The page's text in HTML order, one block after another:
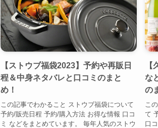
【ストウブ福袋2023】予約や再販日
程＆中身ネタバレと口コミのまと
め！
この記事でわかること ストウブ福袋について
予約/販売日程 予約/購入方法 お得な情報 口コ
ミ などをまとめています。 毎年人気のストウ
な
の
こ
て
口